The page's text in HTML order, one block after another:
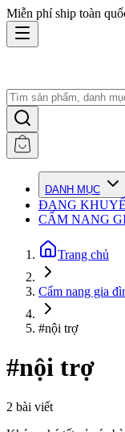
Miễn phí ship toàn
DANH MỤC
ĐANG
CẨM NANG
Trang chủ
Cẩm nang gia
#nội trợ
#nội trợ
2 bài viết